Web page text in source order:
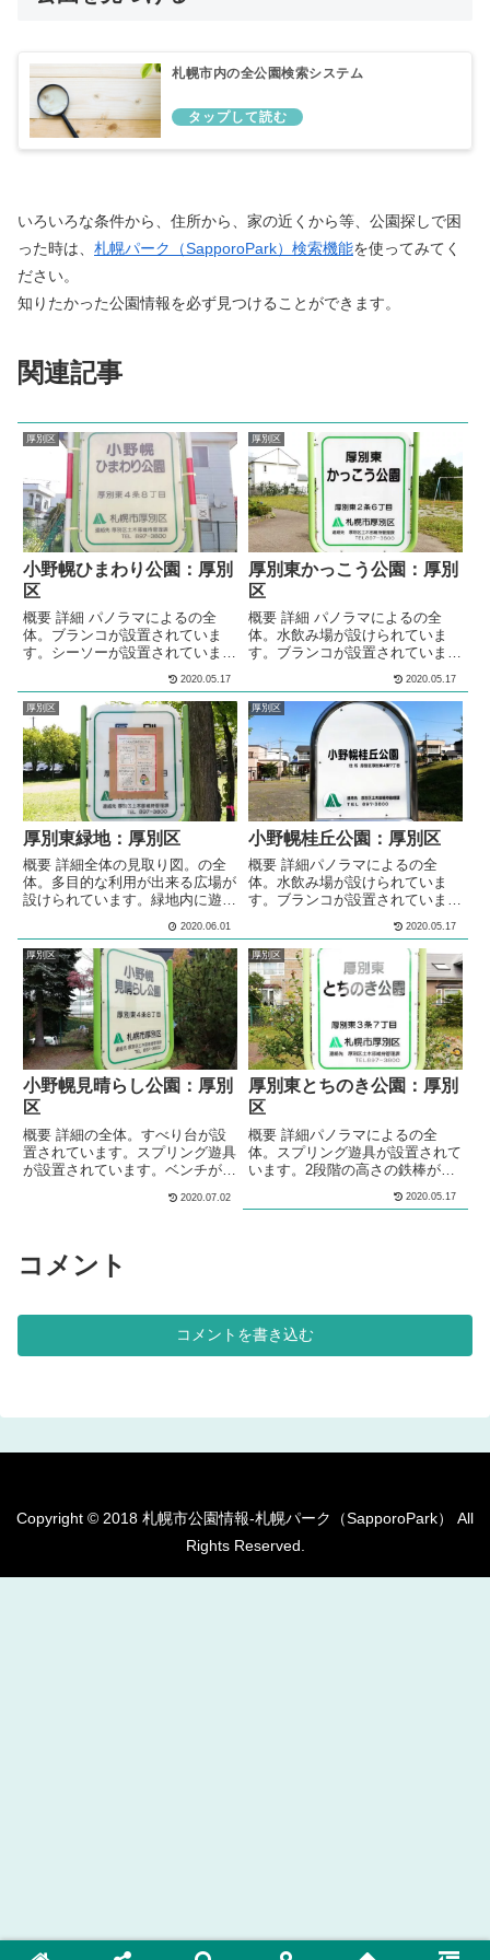
札幌市内の全公園検索システム
いろいろな条件から、住所から、家の近くから等、公園探しで困
った時は、 札幌パーク（SapporoPark）検索機能を使ってみてく
ださい。
知りたかった公園情報を必ず見つけることができます。
関連記事
厚別区
小野幌ひまわり公園：厚別
区
概要 詳細 パノラマによるの全
体。ブランコが設置されていま
す。シーソーが設置されていま
す。砂場が設けられています。ベ
ンチが設置されています。 メモ
住宅街の中にある公園です。 基
本情報郵便番号〒004-0004住所
札幌市厚別区厚別東４条８丁目５
管理問い合わせ
2020.05.17
厚別区
厚別東かっこう公園：厚別
区
概要 詳細 パノラマによるの全
体。水飲み場が設けられていま
す。ブランコが設置されていま
す。3段階の高さの鉄棒が設置さ
れています。シーソーが設置され
ています。スプリング遊具が2基
設置されています。砂場が設けら
れています。砂場の脇には、ベン
チが設置されています。シェルタ
ー型のあずま屋が設けられていま
す。花壇が設置されています。ベ
ンチが設置されています。 メモ
住宅街の中にある...
2020.05.17
厚別区
厚別東緑地：厚別区
概要 詳細全体の見取り図。の全
体。多目的な利用が出来る広場が
設けられています。緑地内に遊具
が設けられています。複数の種類
のベンチが、公園内に複数設置さ
れています。 メモ厚別区の住宅
街の中にある、緑地です。多目的
な利用が出来る広場が設けられて
います。水飲み場が設けられてい
ます。緑地内に遊具は設置されて
いません。 基本情報郵便番号〒
004-0003住所北海道札幌市厚別
区厚...
2020.06.01
厚別区
小野幌桂丘公園：厚別区
概要 詳細パノラマによるの全
体。水飲み場が設けられていま
す。ブランコが設置されていま
す。シーソーが設置されていま
す。3段階の高さの鉄棒が設置さ
れています。砂場が設けられてい
ます。1.5メートルほどの高さの
丘が作られています。冬には、ソ
リ遊びやスキー遊びが出来る雪山
になります。丘の傾斜脇には、階
段が設けられています。丘の上に
は、休憩スペースが設けられてい
ます。丘の上には、...
2020.05.17
厚別区
小野幌見晴らし公園：厚別
区
概要 詳細の全体。すべり台が設
置されています。スプリング遊具
が設置されています。ベンチが設
住宅街にある、公園です。 基本
目１４管理問い合わせ
2020.07.02
厚別区
厚別東とちのき公園：厚別
区
概要 詳細パノラマによるの全
体。スプリング遊具が設置されて
います。2段階の高さの鉄棒が設
ています。対面式のテーブルベン
2020.05.17
コメント
コメントを書き込む
Copyright © 2018 札幌市公園情報-札幌パーク（SapporoPark） All
Rights Reserved.